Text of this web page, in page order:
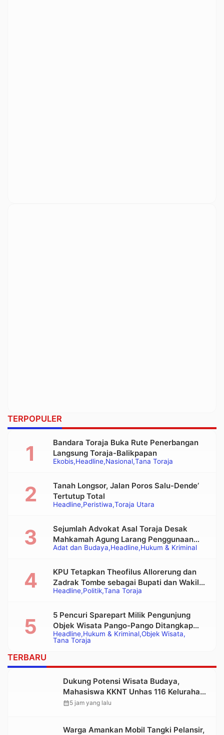
TERPOPULER
Ekobis Headline Nasional Tana Toraja
Bandara Toraja Buka Rute Penerbangan
Langsung Toraja-Balikpapan
Headline Peristiwa Toraja Utara
Tanah Longsor, Jalan Poros Salu-Dende’
Tertutup Total
Adat dan Budaya Headline Hukum & Kriminal
Sejumlah Advokat Asal Toraja Desak
Mahkamah Agung Larang Penggunaan
Alat Berat pada Eksekusi Rumah Adat
Headline Politik Tana Toraja
KPU Tetapkan Theofilus Allorerung dan
Zadrak Tombe sebagai Bupati dan Wakil
Bupati Tana Toraja Terpilih
Headline Hukum & Kriminal Objek Wisata
Tana Toraja
5 Pencuri Sparepart Milik Pengunjung
Objek Wisata Pango-Pango Ditangkap
Polisi
TERBARU
Dukung Potensi Wisata Budaya,
Mahasiswa KKNT Unhas 116 Kelurahan
Nonongan Utara Pasang Papan
calendar_month5 jam yang lalu
Warga Amankan Mobil Tangki Pelansir,